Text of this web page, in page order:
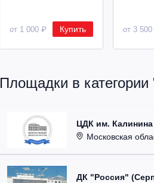
от 1 000 ₽ Купить от 3
Площадки в
ЦДК им.
Московская
ДК "Россия"